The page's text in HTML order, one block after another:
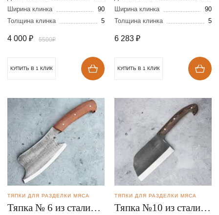
Ширина клинка
90
Толщина клинка
5
4 000 ₽ 5500₽
КУПИТЬ В 1 КЛИК
Ширина клинка
90
Толщина клинка
5
6 283 ₽
КУПИТЬ В 1 КЛИК
ТЯПКИ ДЛЯ РАЗДЕЛКИ МЯСА
Тяпка № 6 из стали
ТЯПКИ ДЛЯ РАЗДЕЛКИ МЯСА
Тяпка №10 из стали